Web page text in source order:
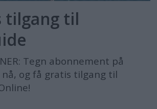
tilgang til
Tegn abonnement på
og få gratis tilgang til